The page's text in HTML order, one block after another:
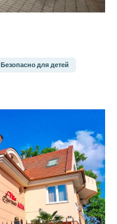
Безопасно для детей